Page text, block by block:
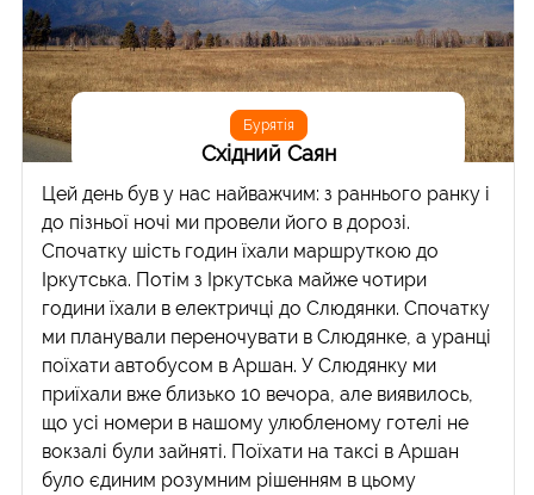
Бурятія
Східний Саян
Цей день був у нас найважчим: з раннього ранку і
до пізньої ночі ми провели його в дорозі.
Спочатку шість годин їхали маршруткою до
Іркутська. Потім з Іркутська майже чотири
години їхали в електричці до Слюдянки. Спочатку
ми планували переночувати в Слюдянке, а уранці
поїхати автобусом в Аршан. У Слюдянку ми
приїхали вже близько 10 вечора, але виявилось,
що усі номери в нашому улюбленому готелі не
вокзалі були зайняті. Поїхати на таксі в Аршан
було єдиним розумним рішенням в цьому